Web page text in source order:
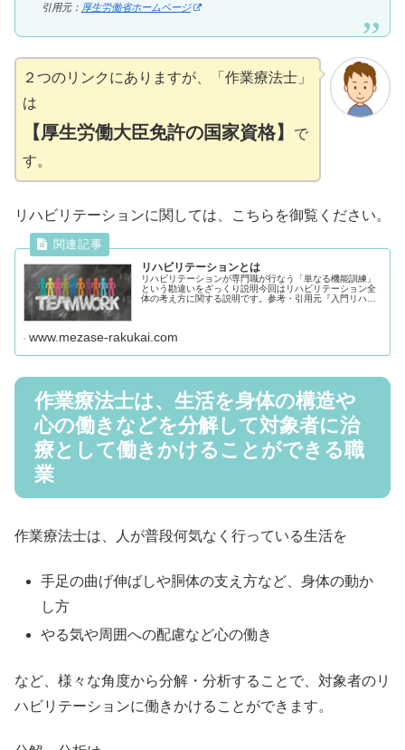
引用元： 厚生労働省ホームページ
２つのリンクにありますが、「作業療法士」
は
【厚生労働大臣免許の国家資格】
で
す。
リハビリテーションに関しては、こちらを御覧ください。
リハビリテーションとは
リハビリテーションが専門職が行なう「単なる機能訓練」
という勘違いをざっくり説明今回はリハビリテーション全
体の考え方に関する説明です。参考・引用元『入門リハビ
www.mezase-rakukai.com
作業療法士は、生活を身体の構造や
心の働きなどを分解して対象者に治
療として働きかけることができる職
業
作業療法士は、人が普段何気なく行っている生活を
手足の曲げ伸ばしや胴体の支え方など、身体の動か
し方
やる気や周囲への配慮など心の働き
など、様々な角度から分解・分析することで、対象者のリ
ハビリテーションに働きかけることができます。